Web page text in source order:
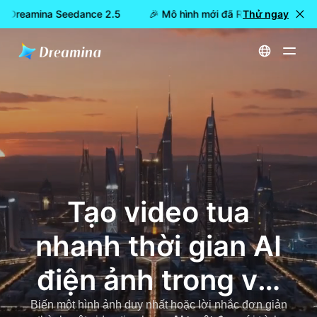
Dreamina Seedance 2.5 🎉 Mô hình mới đã RA MẮT:
Thử ngay
Trang chủ Trình tạo video tua nhanh thời gian AI
Tạo video tua
nhanh thời gian AI
điện ảnh trong vài
Biến một hình ảnh duy nhất hoặc lời nhắc đơn giản